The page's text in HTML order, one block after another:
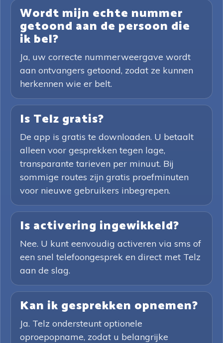
Wordt mijn echte nummer
getoond aan de persoon die
ik bel?
Ja, uw correcte nummerweergave wordt
aan ontvangers getoond, zodat ze kunnen
herkennen wie er belt.
Is Telz gratis?
De app is gratis te downloaden. U betaalt
alleen voor gesprekken tegen lage,
transparante tarieven per minuut. Bij
sommige routes zijn gratis proefminuten
voor nieuwe gebruikers inbegrepen.
Is activering ingewikkeld?
Nee. U kunt eenvoudig activeren via sms of
een snel telefoongesprek en direct met Telz
aan de slag.
Kan ik gesprekken opnemen?
Ja. Telz ondersteunt optionele
oproepopname, zodat u belangrijke